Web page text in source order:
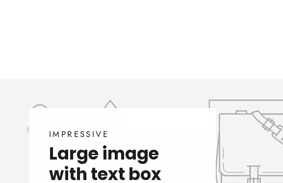
IMPRESSIVE
Large image
with text box